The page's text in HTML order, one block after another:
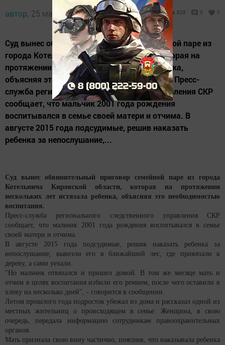
автор, 25 мая 2017 - 07:44 828 0 0
Суд вынес обвинительный приговор семейной паре из
города Котельнича Кировской области, которая на
протяжении нескольких лет истязала ребенка,
объясняя это необходимостью воспитания. Пресс-
служба регионального следственного управления СКР
сообщает, что мальчик 2001 года рождения
воспитывался в семье своей матери и отчима. В
августе 2015 года подсудимые, решив наказать
ребенка за непослушание,...
Суд вынес обвинительный приговор семейной паре из города
Котельнича Кировской области, которая на протяжении
нескольких лет истязала ребенка, объясняя это необходимостью
воспитания.
Пресс-служба регионального следственного управления СКР
сообщает, что мальчик 2001 года рождения воспитывался в семье
своей матери и отчима.
В августе 2015 года подсудимые, решив наказать ребенка за
непослушание, вывезли его в ближайший лес, где привязали к
дереву, а сами уехали.
"Но мальчик отвязался и пришел домой. В том же месяце мать и
отчим в целях воспитания избили его ремнем, после чего оставили в
хлеву на несколько дней", - говорится в сообщении.
Летом прошлого года подросток убежал из дома и рассказал одной из
местных жительниц о происходящем в семье. Женщина, в свою
очередь, передала информацию сотрудникам правоохранительных
органов.
Мать признала свою вину частично, пояснив, что наказывала ребенка